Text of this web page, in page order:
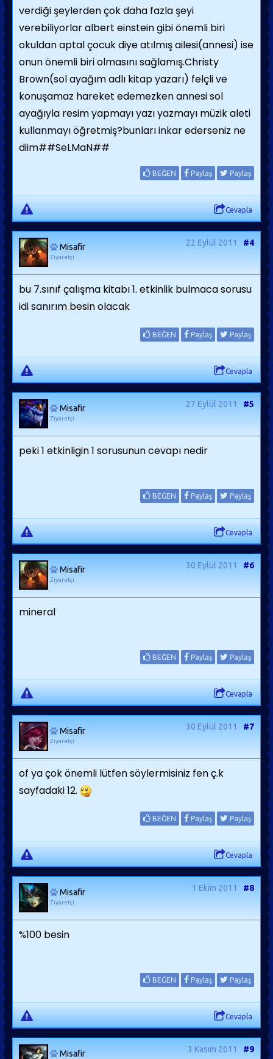
verdiği şeylerden çok daha fazla şeyi
verebiliyorlar albert einstein gibi önemli biri
okuldan aptal çocuk diye atılmış ailesi(annesi) ise
onun önemli biri olmasını sağlamış.Christy
Brown(sol ayağım adlı kitap yazarı) felçli ve
konuşamaz hareket edemezken annesi sol
ayağıyla resim yapmayı yazı yazmayı müzik aleti
kullanmayı öğretmiş?bunları inkar ederseniz ne
diim##SeLMaN##
BEĞEN Paylaş Paylaş
Cevapla
Misafir
Ziyaretçi
22 Eylül 2011 #4
bu 7.sınıf çalışma kitabı 1. etkinlik bulmaca sorusu
idi sanırım besin olacak
BEĞEN Paylaş Paylaş
Cevapla
Misafir
Ziyaretçi
27 Eylül 2011 #5
peki 1 etkinligin 1 sorusunun cevapı nedir
BEĞEN Paylaş Paylaş
Cevapla
Misafir
Ziyaretçi
30 Eylül 2011 #6
mineral
BEĞEN Paylaş Paylaş
Cevapla
Misafir
Ziyaretçi
30 Eylül 2011 #7
of ya çok önemli lütfen söylermisiniz fen ç.k
sayfadaki 12.
BEĞEN Paylaş Paylaş
Cevapla
Misafir
Ziyaretçi
1 Ekim 2011 #8
%100 besin
BEĞEN Paylaş Paylaş
Cevapla
Misafir 3 Kasım 2011 #9